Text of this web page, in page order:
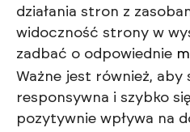
działania stron z
widoczność strony w
zadbać o odpowiednie
Ważne jest również, aby
responsywna i szybko
pozytywnie wpływa na